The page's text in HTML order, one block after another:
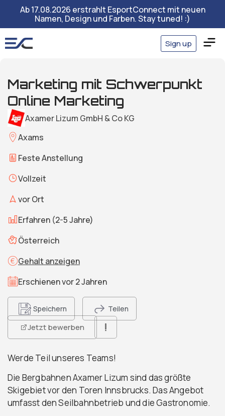
Ab 17.08.2026 erstrahlt EsportConnect mit neuen
Namen, Design und Farben. Stay tuned! :)
Sign up
Marketing mit Schwerpunkt
Online Marketing
Axamer Lizum GmbH & Co KG
Axams
Feste Anstellung
Vollzeit
vor Ort
Erfahren (2-5 Jahre)
Österreich
Gehalt anzeigen
Erschienen vor 2 Jahren
Speichern Teilen
Jetzt bewerben
Werde Teil unseres Teams!
Die Bergbahnen Axamer Lizum sind das größte
Skigebiet vor den Toren Innsbrucks. Das Angebot
umfasst den Seilbahnbetrieb und die Gastronomie.